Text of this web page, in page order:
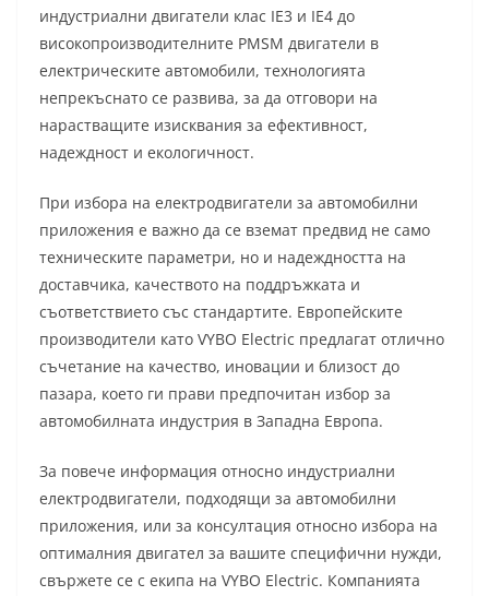
индустриални двигатели клас IE3 и IE4 до
високопроизводителните PMSM двигатели в
електрическите автомобили, технологията
непрекъснато се развива, за да отговори на
нарастващите изисквания за ефективност,
надеждност и екологичност.
При избора на електродвигатели за автомобилни
приложения е важно да се вземат предвид не само
техническите параметри, но и надеждността на
доставчика, качеството на поддръжката и
съответствието със стандартите. Европейските
производители като VYBO Electric предлагат отлично
съчетание на качество, иновации и близост до
пазара, което ги прави предпочитан избор за
автомобилната индустрия в Западна Европа.
За повече информация относно индустриални
електродвигатели, подходящи за автомобилни
приложения, или за консултация относно избора на
оптималния двигател за вашите специфични нужди,
свържете се с екипа на VYBO Electric. Компанията